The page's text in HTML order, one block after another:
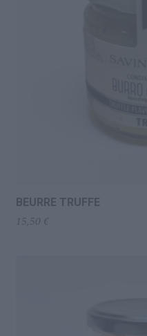
BEURRE TRUFFE
15,50 €